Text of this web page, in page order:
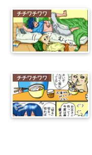
チチワチワワ
チチワチワワ